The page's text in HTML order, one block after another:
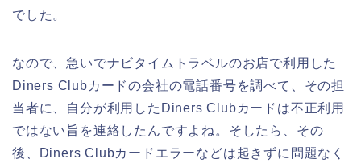
でした。
なので、急いでナビタイムトラベルのお店で利用した
Diners Clubカードの会社の電話番号を調べて、その担
当者に、自分が利用したDiners Clubカードは不正利用
ではない旨を連絡したんですよね。そしたら、その
後、Diners Clubカードエラーなどは起きずに問題なく